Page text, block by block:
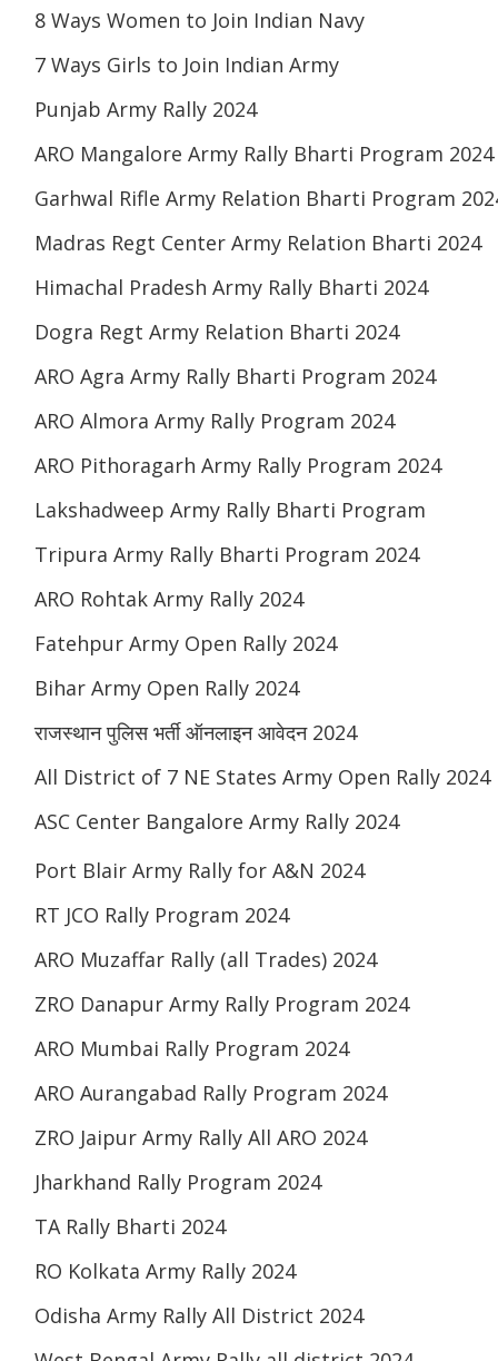
8 Ways Women to Join Indian Navy
7 Ways Girls to Join Indian Army
Punjab Army Rally 2024
ARO Mangalore Army Rally Bharti Program 2024
Garhwal Rifle Army Relation Bharti Program
Madras Regt Center Army Relation Bharti 2024
Himachal Pradesh Army Rally Bharti 2024
Dogra Regt Army Relation Bharti 2024
ARO Agra Army Rally Bharti Program 2024
ARO Almora Army Rally Program 2024
ARO Pithoragarh Army Rally Program 2024
Lakshadweep Army Rally Bharti Program
Tripura Army Rally Bharti Program 2024
ARO Rohtak Army Rally 2024
Fatehpur Army Open Rally 2024
Bihar Army Open Rally 2024
राजस्थान पुलिस भर्ती ऑनलाइन आवेदन 2024
All District of 7 NE States Army Open Rally 2024
ASC Center Bangalore Army Rally 2024
Port Blair Army Rally for A&N 2024
RT JCO Rally Program 2024
ARO Muzaffar Rally (all Trades) 2024
ZRO Danapur Army Rally Program 2024
ARO Mumbai Rally Program 2024
ARO Aurangabad Rally Program 2024
ZRO Jaipur Army Rally All ARO 2024
Jharkhand Rally Program 2024
TA Rally Bharti 2024
RO Kolkata Army Rally 2024
Odisha Army Rally All District 2024